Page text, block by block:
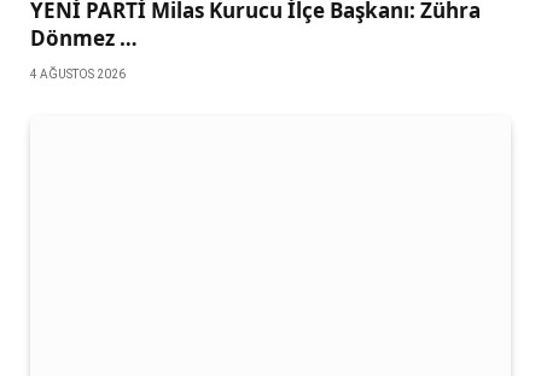
YENİ PARTİ Milas Kurucu İlçe Başkanı: Zühra
Dönmez …
4 AĞUSTOS 2026